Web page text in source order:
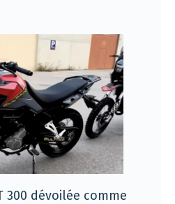
300 dévoilée comme